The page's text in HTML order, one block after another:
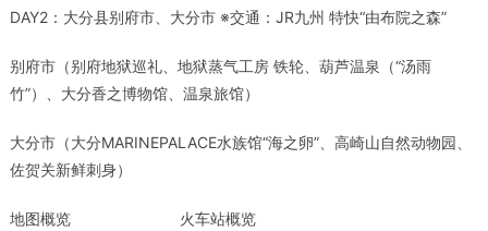
DAY2：大分县别府市、大分市※交通： JR九州 特快“由布院之森”
别府市（别府地狱巡礼、地狱蒸气工房 铁轮、葫芦温泉（“汤雨
竹”）、大分香之博物馆、温泉旅馆）
大分市（大分MARINEPALACE水族馆“海之卵”、高崎山自然动物园、
佐贺关新鲜刺身）
地图概览 火车站概览